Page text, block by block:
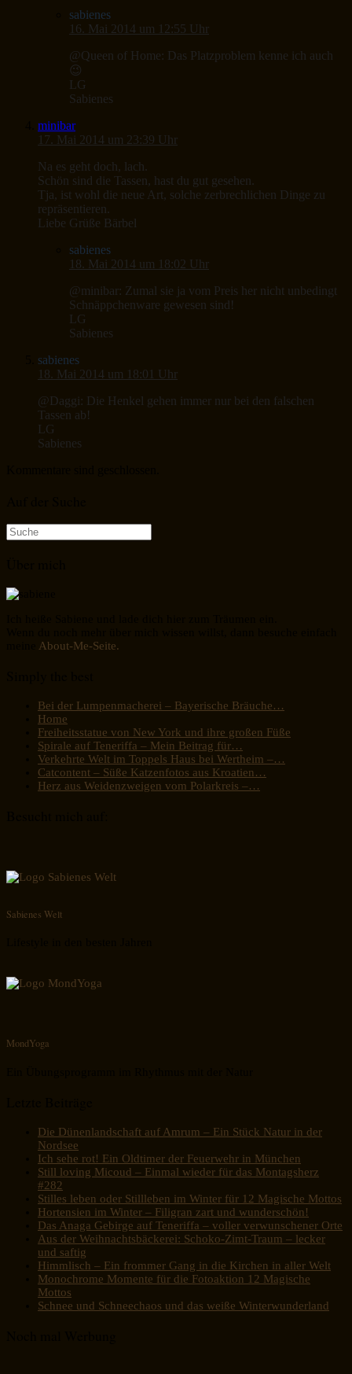
sabienes
16. Mai 2014 um 12:55 Uhr
@Queen of Home: Das Platzproblem kenne ich auch
😉
LG
Sabienes
minibar
17. Mai 2014 um 23:39 Uhr
Na es geht doch, lach.
Schön sind die Tassen, hast du gut gesehen.
Tja, ist wohl die neue Art, solche zerbrechlichen Dinge zu
repräsentieren.
Liebe Grüße Bärbel
sabienes
18. Mai 2014 um 18:02 Uhr
@minibar: Zumal sie ja vom Preis her nicht unbedingt
Schnäppchenware gewesen sind!
LG
Sabienes
sabienes
18. Mai 2014 um 18:01 Uhr
@Daggi: Die Henkel gehen immer nur bei den falschen
Tassen ab!
LG
Sabienes
Suche
nach:
About-Me-Seite.
Bei der Lumpenmacherei – Bayerische Bräuche…
Home
Freiheitsstatue von New York und ihre großen Füße
Spirale auf Teneriffa – Mein Beitrag für…
Verkehrte Welt im Toppels Haus bei Wertheim –…
Catcontent – Süße Katzenfotos aus Kroatien…
Herz aus Weidenzweigen vom Polarkreis –…
Sabienes Welt
MondYoga
Die Dünenlandschaft auf Amrum – Ein Stück Natur in der
Nordsee
Ich sehe rot! Ein Oldtimer der Feuerwehr in München
Still loving Micoud – Einmal wieder für das Montagsherz
#282
Stilles leben oder Stillleben im Winter für 12 Magische Mottos
Hortensien im Winter – Filigran zart und wunderschön!
Das Anaga Gebirge auf Teneriffa – voller verwunschener Orte
Aus der Weihnachtsbäckerei: Schoko-Zimt-Traum – lecker
und saftig
Himmlisch – Ein frommer Gang in die Kirchen in aller Welt
Monochrome Momente für die Fotoaktion 12 Magische
Mottos
Schnee und Schneechaos und das weiße Winterwunderland